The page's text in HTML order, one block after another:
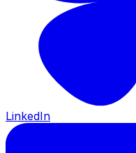
LinkedIn